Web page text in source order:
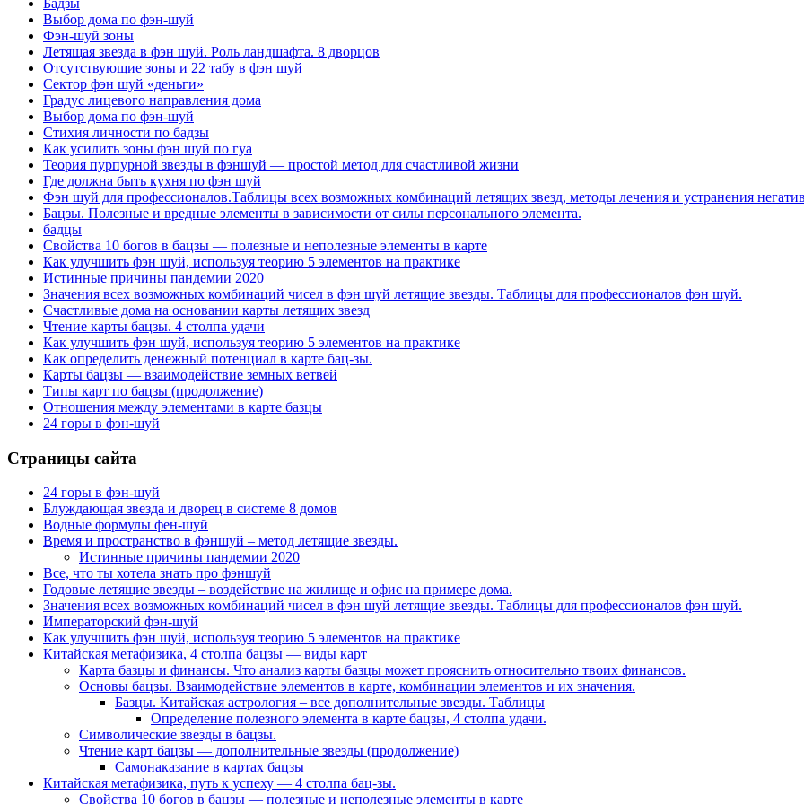
Бадзы
Выбор дома по фэн-шуй
Фэн-шуй зоны
Летящая звезда в фэн шуй. Роль ландшафта. 8 дворцов
Отсутствующие зоны и 22 табу в фэн шуй
Сектор фэн шуй «деньги»
Градус лицевого направления дома
Выбор дома по фэн-шуй
Стихия личности по бадзы
Как усилить зоны фэн шуй по гуа
Теория пурпурной звезды в фэншуй — простой метод для счастливой жизни
Где должна быть кухня по фэн шуй
Фэн шуй для профессионалов.Таблицы всех возможных комбинаций летящих звезд, методы лечения и устранения
Бацзы. Полезные и вредные элементы в зависимости от силы персонального элемента.
бадцы
Свойства 10 богов в бацзы — полезные и неполезные элементы в карте
Как улучшить фэн шуй, используя теорию 5 элементов на практике
Истинные причины пандемии 2020
Значения всех возможных комбинаций чисел в фэн шуй летящие звезды. Таблицы для профессионалов фэн шуй.
Счастливые дома на основании карты летящих звезд
Чтение карты бацзы. 4 столпа удачи
Как улучшить фэн шуй, используя теорию 5 элементов на практике
Как определить денежный потенциал в карте бац-зы.
Карты бацзы — взаимодействие земных ветвей
Типы карт по бацзы (продолжение)
Отношения между элементами в карте базцы
24 горы в фэн-шуй
Страницы сайта
24 горы в фэн-шуй
Блуждающая звезда и дворец в системе 8 домов
Водные формулы фен-шуй
Время и пространство в фэншуй – метод летящие звезды.
Истинные причины пандемии 2020
Все, что ты хотела знать про фэншуй
Годовые летящие звезды – воздействие на жилище и офис на примере дома.
Значения всех возможных комбинаций чисел в фэн шуй летящие звезды. Таблицы для профессионалов фэн шуй.
Императорский фэн-шуй
Как улучшить фэн шуй, используя теорию 5 элементов на практике
Китайская метафизика, 4 столпа бацзы — виды карт
Карта базцы и финансы. Что анализ карты базцы может прояснить относительно твоих финансов.
Основы бацзы. Взаимодействие элементов в карте, комбинации элементов и их значения.
Базцы. Китайская астрология – все дополнительные звезды. Таблицы
Определение полезного элемента в карте бацзы, 4 столпа удачи.
Символические звезды в бацзы.
Чтение карт бацзы — дополнительные звезды (продолжение)
Самонаказание в картах бацзы
Китайская метафизика, путь к успеху — 4 столпа бац-зы.
Свойства 10 богов в бацзы — полезные и неполезные элементы в карте